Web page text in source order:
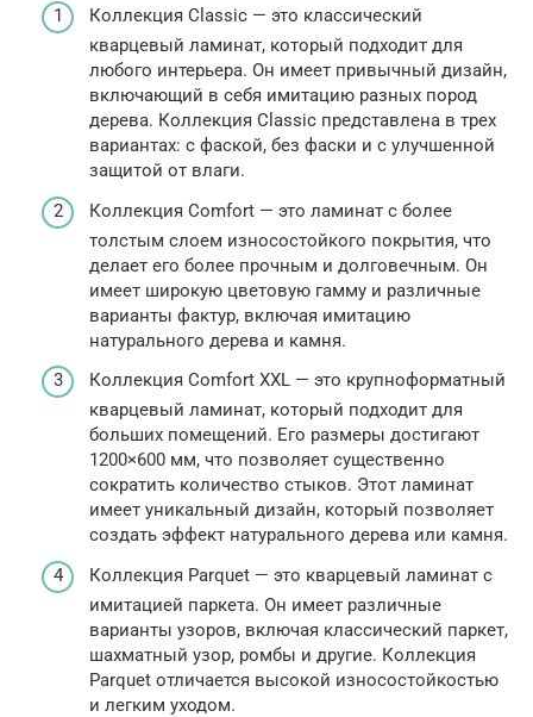
Коллекция Classic — это классический
кварцевый ламинат, который подходит для
любого интерьера. Он имеет привычный дизайн,
включающий в себя имитацию разных пород
дерева. Коллекция Classic представлена в трех
вариантах: с фаской, без фаски и с улучшенной
защитой от влаги.
Коллекция Comfort — это ламинат с более
толстым слоем износостойкого покрытия, что
делает его более прочным и долговечным. Он
имеет широкую цветовую гамму и различные
варианты фактур, включая имитацию
натурального дерева и камня.
Коллекция Comfort XXL — это крупноформатный
кварцевый ламинат, который подходит для
больших помещений. Его размеры достигают
1200×600 мм, что позволяет существенно
сократить количество стыков. Этот ламинат
имеет уникальный дизайн, который позволяет
создать эффект натурального дерева или камня.
Коллекция Parquet — это кварцевый ламинат с
имитацией паркета. Он имеет различные
варианты узоров, включая классический паркет,
шахматный узор, ромбы и другие. Коллекция
Parquet отличается высокой износостойкостью
и легким уходом.